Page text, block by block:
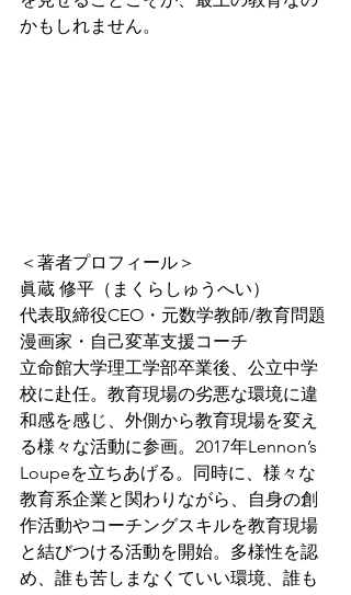
かもしれません。
＜著者プロフィール＞
眞蔵 修平（まくらしゅうへい）
代表取締役CEO・元数学教師/教育問題
漫画家・自己変革支援コーチ
立命館大学理工学部卒業後、公立中学
校に赴任。教育現場の劣悪な環境に違
和感を感じ、外側から教育現場を変え
る様々な活動に参画。2017年Lennon’s
Loupeを立ちあげる。同時に、様々な
教育系企業と関わりながら、自身の創
作活動やコーチングスキルを教育現場
と結びつける活動を開始。多様性を認
め、誰も苦しまなくていい環境、誰も